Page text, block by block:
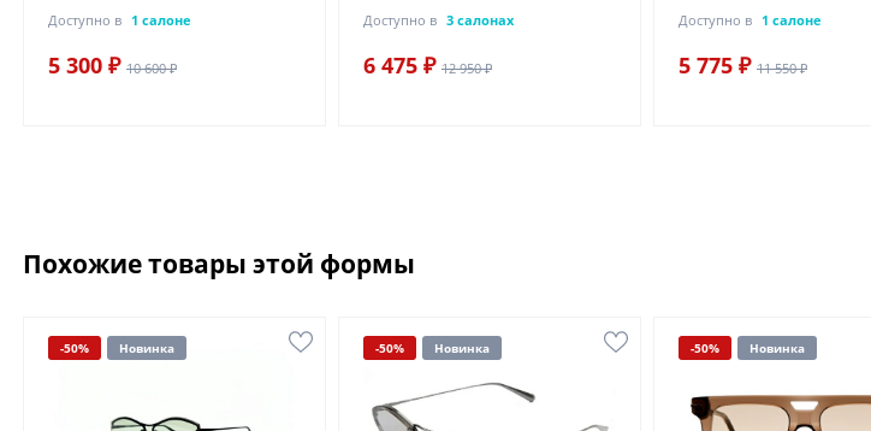
Доступно в 1 салоне
5 300 ₽ 10 600 ₽
Доступно в 3 салонах
6 475 ₽ 12 950 ₽
Доступно в 1 салоне
5 775 ₽ 11 550 ₽
Похожие товары этой формы
-50% Новинка -50% Новинка -50% Новинка